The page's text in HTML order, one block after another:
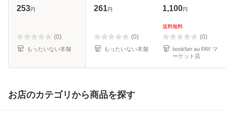
ス) / 仲村 佳樹 / 白
料】
253円
(0)
もったいない本舗
[文庫]【メール便送
261円
(0)
もったいない本舗
1,100円
送料無料
(0)
bookfan au PAY マ
ーケット店
お店のカテゴリから商品を探す